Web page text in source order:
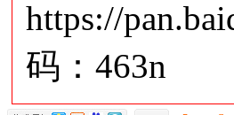
https://
码：463n